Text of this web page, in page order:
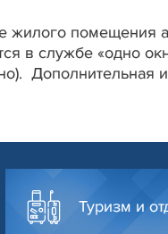
жилого помещения
в службе «одно
Дополнительная
Туризм и